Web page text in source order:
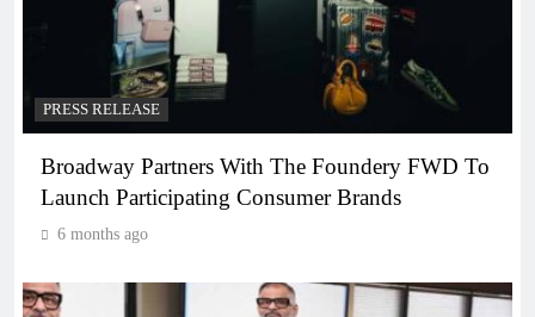
PRESS RELEASE
Broadway Partners With The Foundery FWD To
Launch Participating Consumer Brands
6 months ago